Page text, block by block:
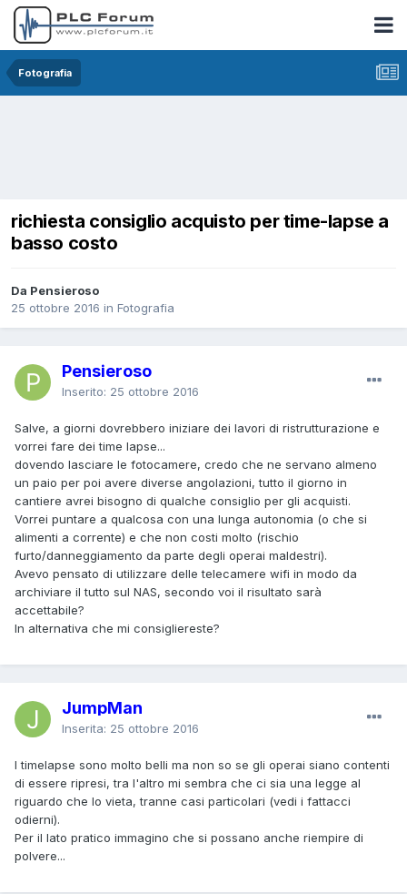
Fotografia
richiesta consiglio acquisto per time-lapse a
basso costo
Da Pensieroso
25 ottobre 2016 in Fotografia
Pensieroso
Inserito: 25 ottobre 2016
Salve, a giorni dovrebbero iniziare dei lavori di ristrutturazione e
vorrei fare dei time lapse...
dovendo lasciare le fotocamere, credo che ne servano almeno
un paio per poi avere diverse angolazioni, tutto il giorno in
cantiere avrei bisogno di qualche consiglio per gli acquisti.
Vorrei puntare a qualcosa con una lunga autonomia (o che si
alimenti a corrente) e che non costi molto (rischio
furto/danneggiamento da parte degli operai maldestri).
Avevo pensato di utilizzare delle telecamere wifi in modo da
archiviare il tutto sul NAS, secondo voi il risultato sarà
accettabile?
In alternativa che mi consigliereste?
JumpMan
Inserita: 25 ottobre 2016
I timelapse sono molto belli ma non so se gli operai siano contenti
di essere ripresi, tra l'altro mi sembra che ci sia una legge al
riguardo che lo vieta, tranne casi particolari (vedi i fattacci
odierni).
Per il lato pratico immagino che si possano anche riempire di
polvere...